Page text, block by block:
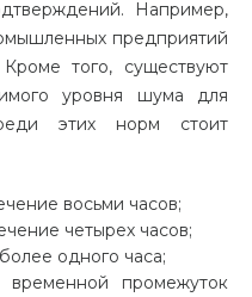
Например,
предприятий
того, существуют
уровня шума для
этих норм стоит
восьми часов;
четырех часов;
одного часа;
промежуток